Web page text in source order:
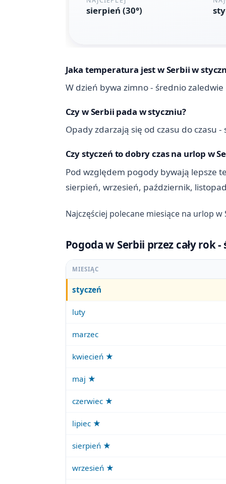
Jaka temperatura jest w Serbii w
W dzień bywa zimno - średnio zaledwie
Czy w Serbii pada w styczniu?
Opady zdarzają się od czasu do czasu
Czy styczeń to dobry czas na urlop w
Pod względem pogody bywają lepsze
sierpień, wrzesień, październik,
Najczęściej polecane miesiące na urlop w
Pogoda w Serbii przez cały rok
MIESIĄC
styczeń
luty
marzec
kwiecień ★
maj ★
czerwiec ★
lipiec ★
sierpień ★
wrzesień ★